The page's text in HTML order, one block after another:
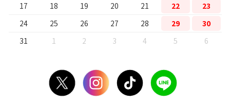
17
18 19 20 21 22
23
24
25 26 27 28 29
30
31
1 2 3 4 5 6